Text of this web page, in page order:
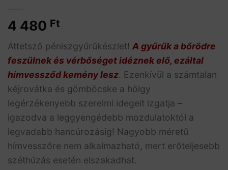
4 480 Ft
Áttetsző péniszgyűrűkészlet! A gyűrűk a bőrödre
feszülnek és vérbőséget idéznek elő, ezáltal
hímvessződ kemény lesz. Ezenkívül a számtalan
kéjrovátka és gömböcske a hölgy
legérzékenyebb szerelmi idegeit izgatja –
igazodva a leggyengédebb mozdulatoktól a
legvadabb hancúrozásig! Nagyobb méretű
hímvesszőre nem alkalmazható, mert erőteljesebb
széthúzás esetén elszakadhat.